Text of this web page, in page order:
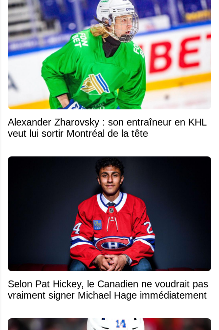
Alexander Zharovsky : son entraîneur en KHL
veut lui sortir Montréal de la tête
Selon Pat Hickey, le Canadien ne voudrait pas
vraiment signer Michael Hage immédiatement